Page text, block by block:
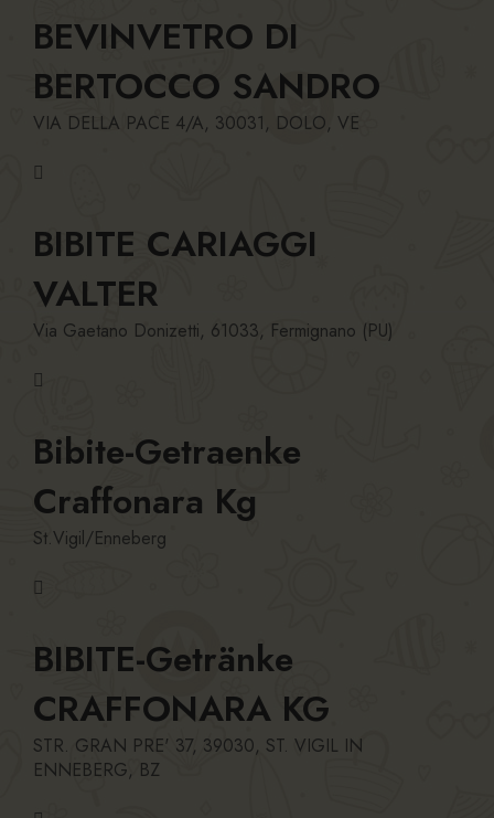
BEVINVETRO DI
BERTOCCO SANDRO
VIA DELLA PACE 4/A, 30031, DOLO, VE
BIBITE CARIAGGI
VALTER
Via Gaetano Donizetti, 61033, Fermignano (PU)
Bibite-Getraenke
Craffonara Kg
St.Vigil/Enneberg
BIBITE-Getränke
CRAFFONARA KG
STR. GRAN PRE' 37, 39030, ST. VIGIL IN
ENNEBERG, BZ